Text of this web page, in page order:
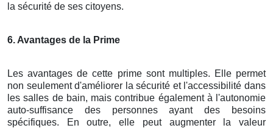
la sécurité de ses citoyens.
6. Avantages de la Prime
Les avantages de cette prime sont multiples. Elle permet
non seulement d'améliorer la sécurité et l'accessibilité dans
les salles de bain, mais contribue également à l'autonomie
auto-suffisance des personnes ayant des besoins
spécifiques. En outre, elle peut augmenter la valeur